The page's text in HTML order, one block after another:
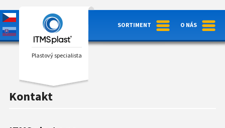
O NÁS
SORTIMENT
Plastový specialista
Kontakt